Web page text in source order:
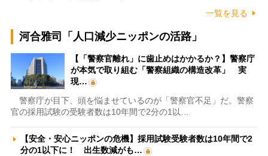
一覧を見る
河合雅司「人口減少ニッポンの活路」
【「警察官離れ」に歯止めはかかるか？】警察庁
が本気で取り組む「警察組織の構造改革」 実
現…
警察庁が目下、頭を悩ませているのが「警察官不足」だ。警察
官の採用試験の受験者数は10年間で2分の1以…
【安全・安心ニッポンの危機】採用試験受験者数は10年間で2
分の1以下に！ 出生数減がも…